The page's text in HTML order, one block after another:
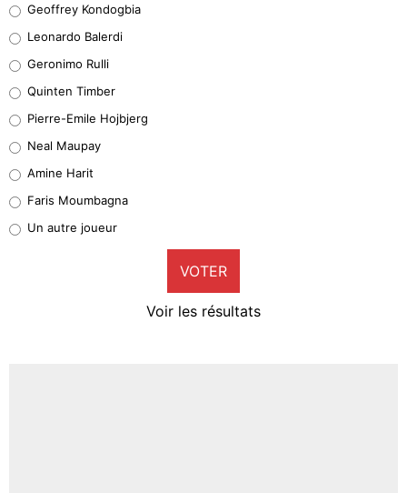
38%
32%
4%
1%
9%
Geoffrey Kondogbia
Leonardo Balerdi
Geronimo Rulli
Quinten Timber
Pierre-Emile Hojbjerg
Neal Maupay
Amine Harit
Faris Moumbagna
Un autre joueur
VOTER
Voir les résultats